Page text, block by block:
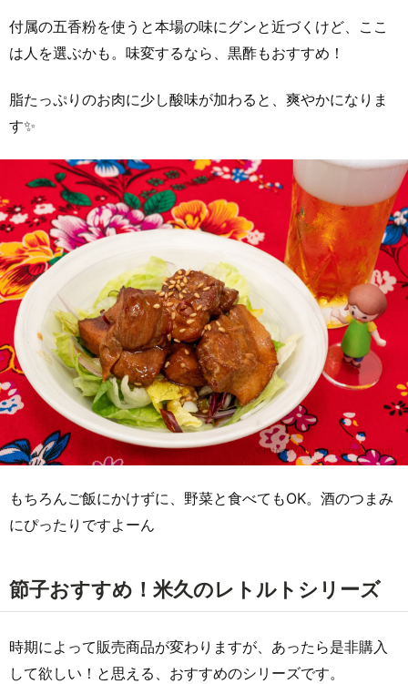
付属の五香粉を使うと本場の味にグンと近づくけど、ここ
は人を選ぶかも。味変するなら、黒酢もおすすめ！
脂たっぷりのお肉に少し酸味が加わると、爽やかになりま
す✨
もちろんご飯にかけずに、野菜と食べてもOK。酒のつまみ
にぴったりですよーん
節子おすすめ！米久のレトルトシリーズ
時期によって販売商品が変わりますが、あったら是非購入
して欲しい！と思える、おすすめのシリーズです。